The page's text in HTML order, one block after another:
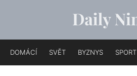
DOMÁCÍ SVĚT BYZNYS SPORT